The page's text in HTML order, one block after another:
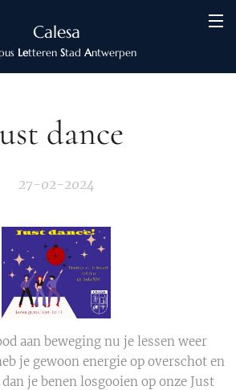
Calesa
Letteren Stad Antwerpen
dance
27-02-2024
aan beweging nu je lessen weer
je gewoon energie op overschot en
je benen losgooien op onze Just